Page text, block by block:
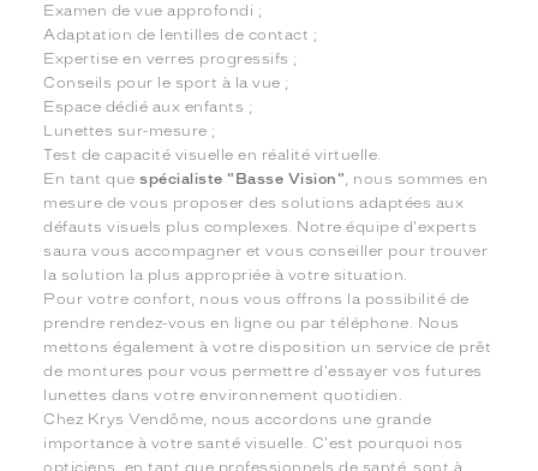
Examen de vue approfondi ;
Adaptation de lentilles de contact ;
Expertise en verres progressifs ;
Conseils pour le sport à la vue ;
Espace dédié aux enfants ;
Lunettes sur-mesure ;
Test de capacité visuelle en réalité virtuelle.
En tant quespécialiste "Basse Vision" , nous sommes en
mesure de vous proposer des solutions adaptées aux
défauts visuels plus complexes. Notre équipe d'experts
saura vous accompagner et vous conseiller pour trouver
la solution la plus appropriée à votre situation.
Pour votre confort, nous vous offrons la possibilité de
prendre rendez-vous en ligne ou par téléphone. Nous
mettons également à votre disposition un service de prêt
de montures pour vous permettre d'essayer vos futures
lunettes dans votre environnement quotidien.
Chez Krys Vendôme, nous accordons une grande
importance à votre santé visuelle. C'est pourquoi nos
opticiens, en tant que professionnels de santé, sont à